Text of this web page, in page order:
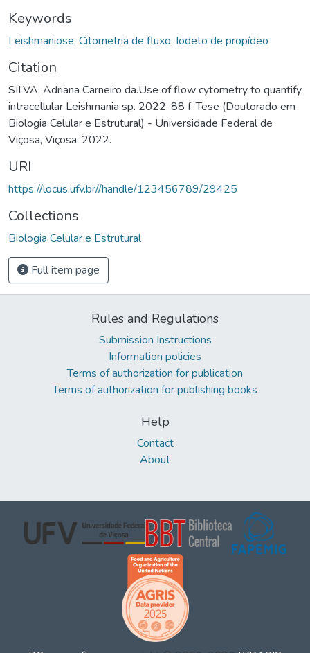
Keywords
Leishmaniose, Citometria de fluxo, Iodeto de propídeo
Citation
SILVA, Adriana Carneiro da.Use of flow cytometry to quantify
intracellular Leishmania sp. 2022. 88 f. Tese (Doutorado em
Biologia Celular e Estrutural) - Universidade Federal de
Viçosa, Viçosa. 2022.
URI
https://locus.ufv.br//handle/123456789/29425
Collections
Biologia Celular e Estrutural
Full item page
Rules and Regulations
Submission Instructions
Information policies
Terms of authorization for publication
Terms of authorization for publishing books
Help
Contact
About